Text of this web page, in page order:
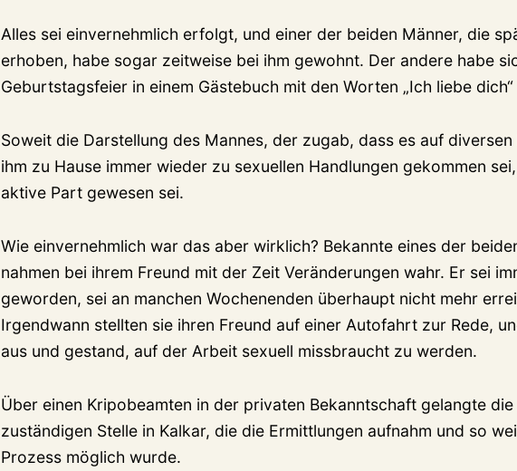
Alles sei einvernehmlich erfolgt, und einer der beiden Männer, die
erhoben, habe sogar zeitweise bei ihm gewohnt. Der andere habe
Geburtstagsfeier in einem Gästebuch mit den Worten „Ich liebe
Soweit die Darstellung des Mannes, der zugab, dass es auf diversen
ihm zu Hause immer wieder zu sexuellen Handlungen gekommen
aktive Part gewesen sei.
Wie einvernehmlich war das aber wirklich? Bekannte eines der
nahmen bei ihrem Freund mit der Zeit Veränderungen wahr. Er sei
geworden, sei an manchen Wochenenden überhaupt nicht mehr
Irgendwann stellten sie ihren Freund auf einer Autofahrt zur Rede,
aus und gestand, auf der Arbeit sexuell missbraucht zu werden.
Über einen Kripobeamten in der privaten Bekanntschaft gelangte
zuständigen Stelle in Kalkar, die die Ermittlungen aufnahm und so
Prozess möglich wurde.